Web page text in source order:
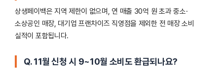
상생페이백은 지역 제한이 없으며, 연 매출 30억 원 초과 중소·
소상공인 매장, 대기업 프랜차이즈 직영점을 제외한 전 매장 소비
실적이 포함됩니다.
Q. 11월 신청 시 9~10월 소비도 환급되나요?